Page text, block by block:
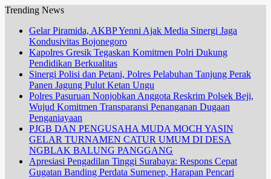
Trending News
Gelar Piramida, AKBP Yenni Ajak Media Sinergi Jaga
Kondusivitas Bojonegoro
Kapolres Gresik Tegaskan Komitmen Polri Dukung
Pendidikan Berkualitas
Sinergi Polisi dan Petani, Polres Pelabuhan Tanjung Perak
Panen Jagung Pulut Ketan Ungu
Polres Pasuruan Nonjobkan Anggota Reskrim Polsek Beji,
Wujud Komitmen Transparansi Penanganan Dugaan
Penganiayaan
PJGB DAN PENGUSAHA MUDA MOCH YASIN
GELAR TURNAMEN CATUR UMUM DI DESA
NGBLAK BALUNG PANGGANG
Apresiasi Pengadilan Tinggi Surabaya: Respons Cepat
Gugatan Banding Perdata Sumenep, Harapan Pencari